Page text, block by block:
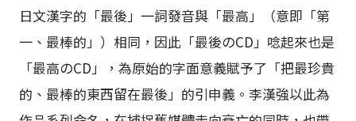
日文漢字的「最後」一詞發音與「最高」（意即「第
一、最棒的」）相同，因此「最後のCD」唸起來也是
「最高のCD」，為原始的字面意義賦予了「把最珍貴
的、最棒的東西留在最後」的引申義。李漢強以此為